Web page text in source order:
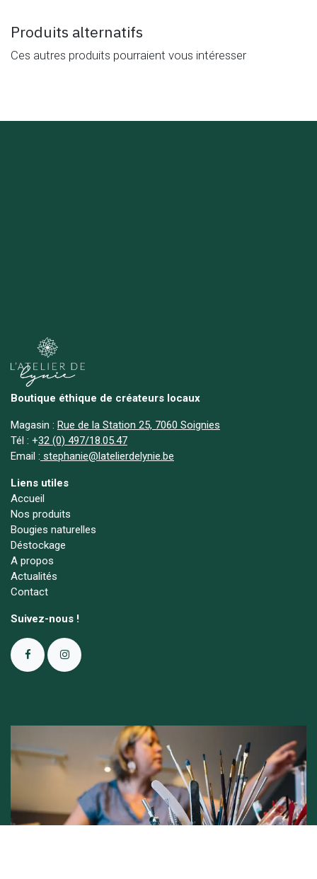
Produits alternatifs
Ces autres produits pourraient vous intéresser
Boutique éthique de créateurs locaux
Magasin : Rue de la Station 25, 7060 Soignies
Tél : +32 (0) 497/18.05.47
Email : stephanie@latelierdelynie.be
Liens utiles
Accueil
Nos produits
Bougies naturelles
Déstockage
A propos
Actualités
Contact
Suivez-nous !